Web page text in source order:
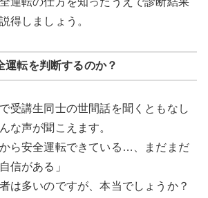
得しましょう。
転を判断するのか？
受講生同士の世間話を聞くともなし
な声が聞こえます。
から安全運転できている…、まだまだ
信がある」
は多いのですが、本当でしょうか？